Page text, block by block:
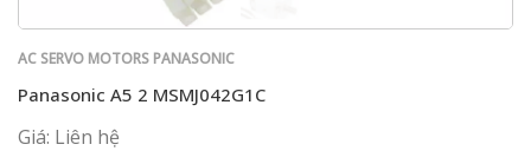
AC SERVO MOTORS PANASONIC
Panasonic A5 2 MSMJ042G1C
Giá: Liên hệ